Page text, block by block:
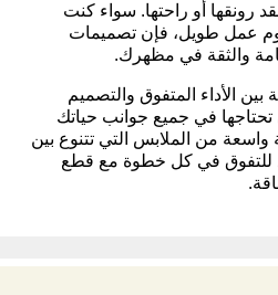
رونقها أو راحتها. سواء كنت
عمل طويل، فإن تصميمات
والثقة في مظهرك.
الأداء المتفوق والتصميم
تحتاجها في جميع جوانب حياتك
واسعة من الملابس التي تتنوع بين
للتفوق في كل خطوة مع قطع